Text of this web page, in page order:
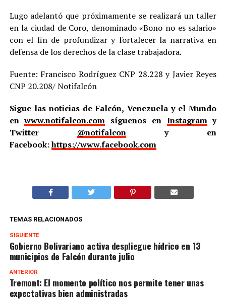
Lugo adelantó que próximamente se realizará un taller
en la ciudad de Coro, denominado «Bono no es salario»
con el fin de profundizar y fortalecer la narrativa en
defensa de los derechos de la clase trabajadora.
Fuente: Francisco Rodríguez CNP 28.228 y Javier Reyes
CNP 20.208/ Notifalcón
Sigue las noticias de Falcón, Venezuela y el Mundo
enwww.notifalcon.com síguenos en Instagramy
Twitter @notifalcony en
Facebook:https://www.facebook.com
TEMAS RELACIONADOS
SIGUIENTE
Gobierno Bolivariano activa despliegue hídrico en 13
municipios de Falcón durante julio
ANTERIOR
Tremont: El momento político nos permite tener unas
expectativas bien administradas